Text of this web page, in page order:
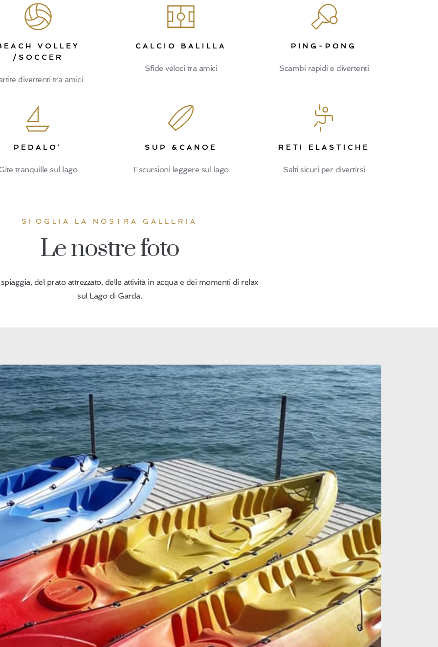
VOLLEY
/SOCCER
divertenti tra amici
CALCIO BALILLA
Sfide veloci tra amici
PING-PONG
Scambi rapidi e divertenti
PEDALO'
tranquille sul lago
SUP &CANOE
Escursioni leggere sul lago
RETI ELASTICHE
Salti sicuri per divertirsi
SFOGLIA LA NOSTRA GALLERIA
Le nostre foto
del prato attrezzato, delle attività in acqua e dei momenti di relax
sul Lago di Garda.